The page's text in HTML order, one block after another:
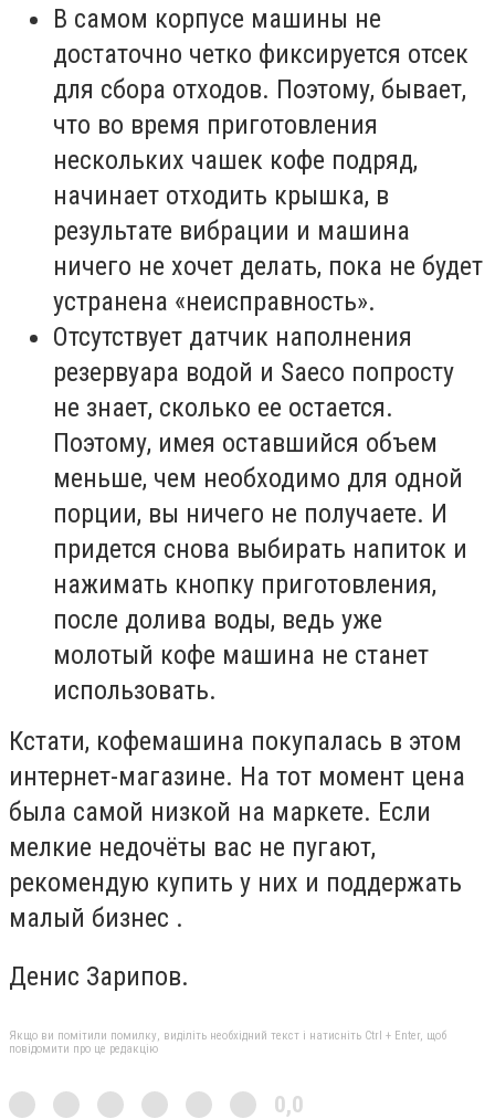
В самом корпусе машины не
достаточно четко фиксируется отсек
для сбора отходов. Поэтому, бывает,
что во время приготовления
нескольких чашек кофе подряд,
начинает отходить крышка, в
результате вибрации и машина
ничего не хочет делать, пока не будет
устранена «неисправность».
Отсутствует датчик наполнения
резервуара водой и Saeco попросту
не знает, сколько ее остается.
Поэтому, имея оставшийся объем
меньше, чем необходимо для одной
порции, вы ничего не получаете. И
придется снова выбирать напиток и
нажимать кнопку приготовления,
после долива воды, ведь уже
молотый кофе машина не станет
использовать.
Кстати, кофемашина покупалась в этом
интернет-магазине. На тот момент цена
была самой низкой на маркете. Если
мелкие недочёты вас не пугают,
рекомендую купить у них и поддержать
малый бизнес .
Денис Зарипов.
Якщо ви помітили помилку, виділіть необхідний текст і натисніть Ctrl + Enter, щоб
повідомити про це редакцію
0,0